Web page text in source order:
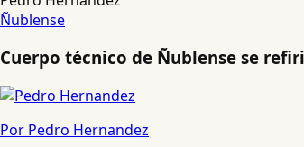
Ñublense
Cuerpo técnico de Ñublense se
Por Pedro Hernandez